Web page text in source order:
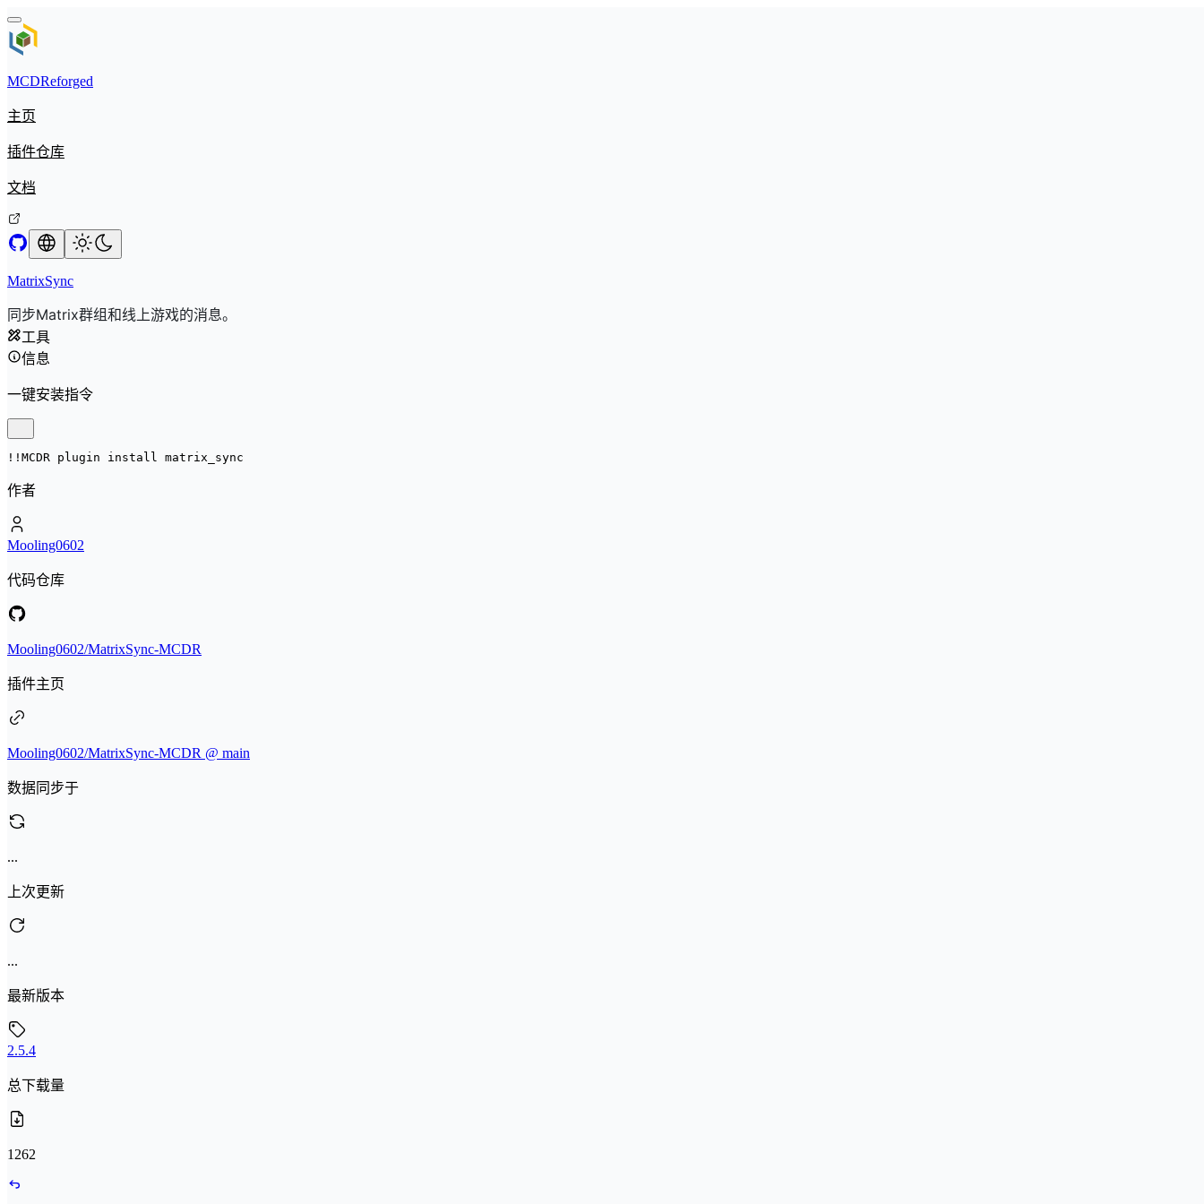
MCDReforged
主页
插件仓库
文档
MatrixSync
同步Matrix群组和线上游戏的消息。
工具
信息
一键安装指令
!!MCDR plugin install matrix_sync
作者
Mooling0602
代码仓库
Mooling0602/MatrixSync-MCDR
插件主页
Mooling0602/MatrixSync-MCDR @ main
数据同步于
...
上次更新
...
最新版本
2.5.4
总下载量
1262